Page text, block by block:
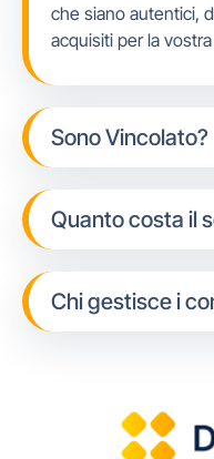
che siano autentici,
acquisiti per la
Sono Vincolato?
Quanto costa il
Chi gestisce i